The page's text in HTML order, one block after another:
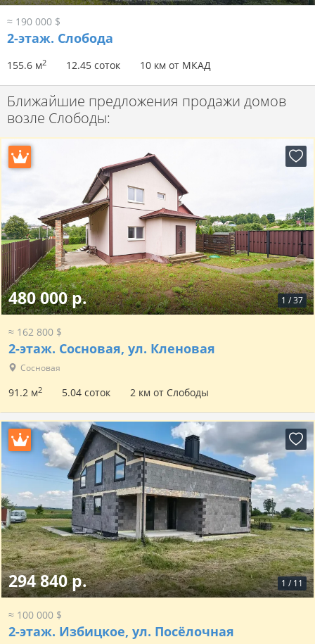
≈ 190 000 $
2-этаж. Слобода
155.6 м2 12.45 соток 10 км от МКАД
Ближайшие предложения продажи домов
возле Слободы:
1 /37
480 000 р.
≈ 162 800 $
2-этаж. Сосновая, ул. Кленовая
Сосновая
91.2 м2 5.04 соток 2 км от Слободы
1 / 11
294 840 р.
≈ 100 000 $
2-этаж. Избицкое, ул. Посёлочная